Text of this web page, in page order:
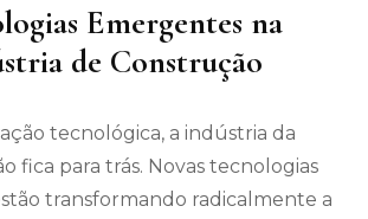
Emergentes na
de Construção
tecnológica, a indústria da
fica para trás. Novas tecnologias
transformando radicalmente a